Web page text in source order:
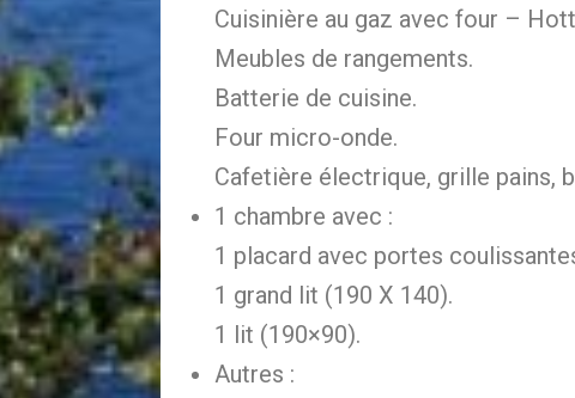
Cuisinière au gaz avec four –
Meubles de rangements.
Batterie de cuisine.
Four micro-onde.
Cafetière électrique, grille pains,
1 chambre avec :
1 placard avec portes
1 grand lit (190 X 140).
1 lit (190×90).
Autres :